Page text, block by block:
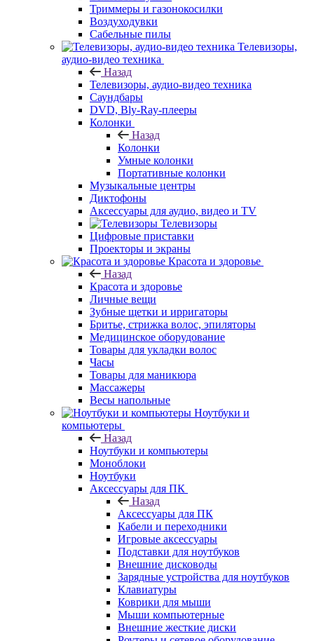
Триммеры и газонокосилки
Воздуходувки
Сабельные пилы
Телевизоры,
аудио-видео техника
Назад
Телевизоры, аудио-видео техника
Саундбары
DVD, Bly-Ray-плееры
Колонки
Назад
Колонки
Умные колонки
Портативные колонки
Музыкальные центры
Диктофоны
Аксессуары для аудио, видео и TV
Телевизоры
Цифровые приставки
Проекторы и экраны
Красота и здоровье
Назад
Красота и здоровье
Личные вещи
Зубные щетки и ирригаторы
Бритье, стрижка волос, эпиляторы
Медицинское оборудование
Товары для укладки волос
Часы
Товары для маникюра
Массажеры
Весы напольные
Ноутбуки и
компьютеры
Назад
Ноутбуки и компьютеры
Моноблоки
Ноутбуки
Аксессуары для ПК
Назад
Аксессуары для ПК
Кабели и переходники
Игровые аксессуары
Подставки для ноутбуков
Внешние дисководы
Зарядные устройства для ноутбуков
Клавиатуры
Коврики для мыши
Мыши компьютерные
Внешние жесткие диски